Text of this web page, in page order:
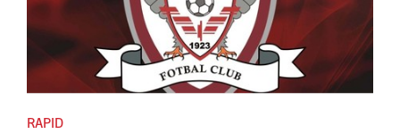
RAPID